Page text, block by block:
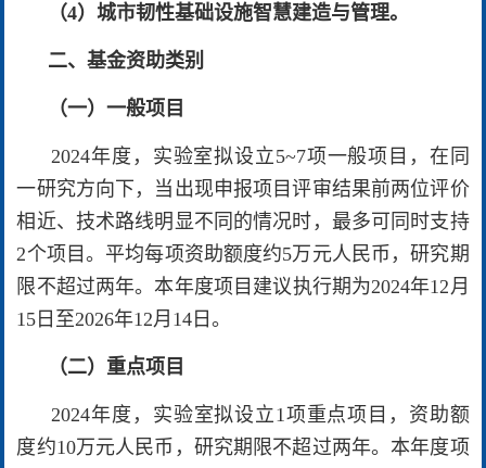
（4）城市韧性基础设施智慧建造与管理。
二、基金资助类别
（一）一般项目
2024年度，实验室拟设立5~7项一般项目，在同
一研究方向下，当出现申报项目评审结果前两位评价
相近、技术路线明显不同的情况时，最多可同时支持
2个项目。平均每项资助额度约5万元人民币，研究期
限不超过两年。本年度项目建议执行期为2024年12月
15日至2026年12月14日。
（二）重点项目
2024年度，实验室拟设立1项重点项目，资助额
度约10万元人民币，研究期限不超过两年。本年度项